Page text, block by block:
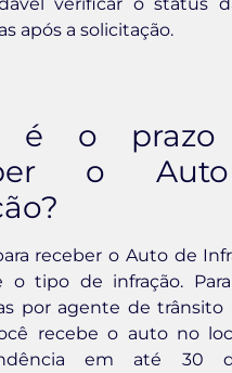
verificar o status
após a solicitação.
é o prazo
o
receber o Auto de
o tipo de infração.
por agente de trânsito
recebe o auto no
em até 30